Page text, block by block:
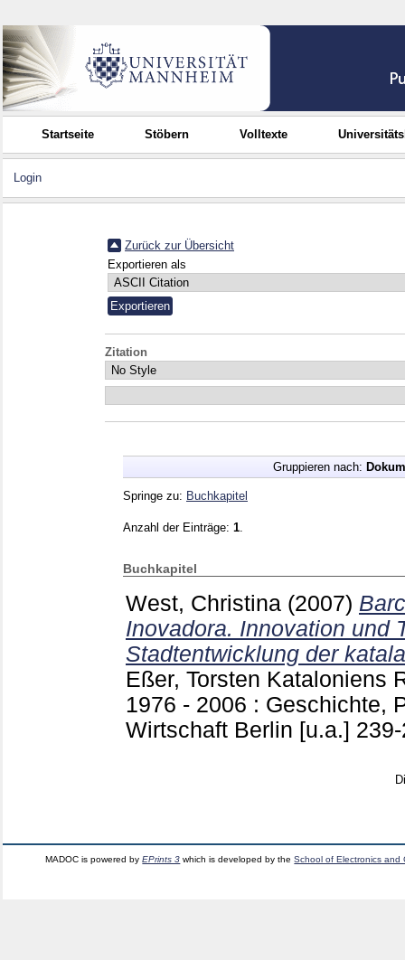
Startseite Stöbern Volltexte
Login
Zurück zur Übersicht
Exportieren als
Zitation
Gruppieren nach:
Springe zu: Buchkapitel
Anzahl der Einträge: 1
Buchkapitel
West, Christina (2007)
Inovadora. Innovation und
Stadtentwicklung der
Eßer, Torsten Kataloniens
1976 - 2006 : Geschichte,
Wirtschaft Berlin [u.a.]
MADOC is powered byEPrints 3 which is developed by theSchool of Electronics and